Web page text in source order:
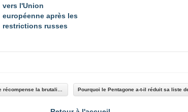
vers l'Union
européenne après les
restrictions russes